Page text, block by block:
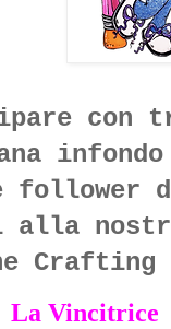
con
follower
Crafting
La Vincitrice